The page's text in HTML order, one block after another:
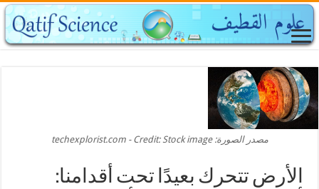
مصدر الصورة: techexplorist.com - Credit: Stock image
الأرض تتحرك بعيدًا تحت أقدامنا: